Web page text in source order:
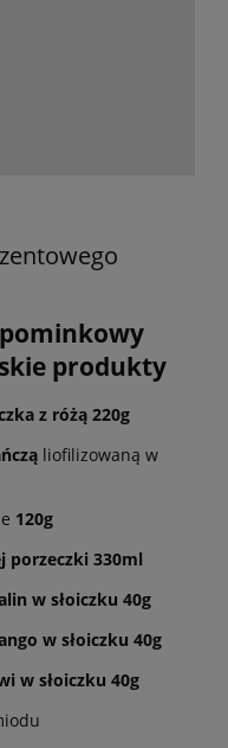
produkty
z różą 220g
liofilizowaną w
120g
porzeczki 330ml
w słoiczku 40g
w słoiczku 40g
w słoiczku 40g